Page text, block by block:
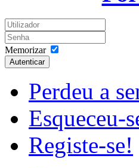
Memorizar
Autenticar
Perdeu a
Esqueceu-
Registe-se!